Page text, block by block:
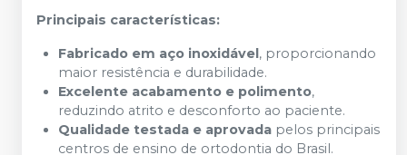
Principais características:
Fabricado em aço inoxidável, proporcionando
maior resistência e durabilidade.
Excelente acabamento e polimento,
reduzindo atrito e desconforto ao paciente.
Qualidade testada e aprovada pelos principais
centros de ensino de ortodontia do Brasil.